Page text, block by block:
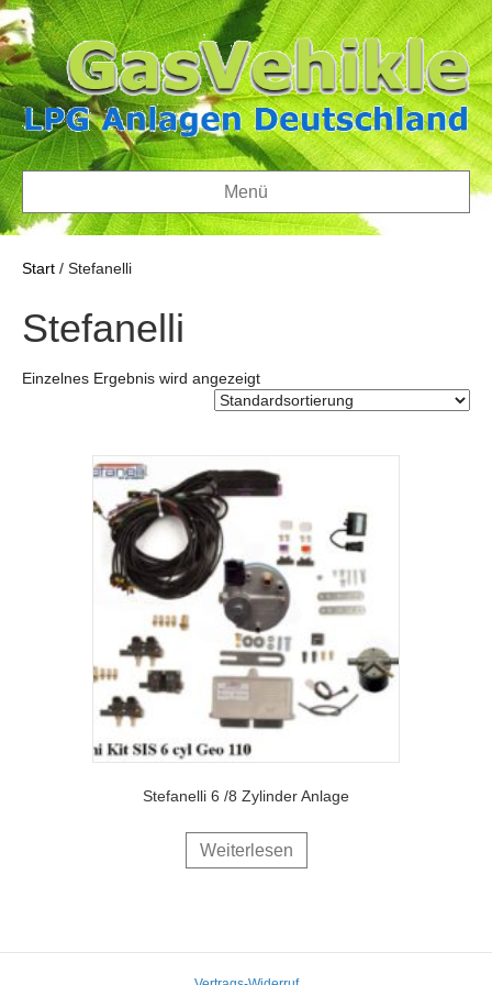
Menü
Start / Stefanelli
Stefanelli
Einzelnes Ergebnis wird angezeigt
Stefanelli 6 /8 Zylinder Anlage
Weiterlesen